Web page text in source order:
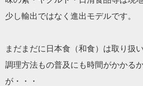
少し輸出ではなく進出モデルです。
まだまだに日本食（和食）は取り扱
調理方法もの普及にも時間がかかる
が・・・